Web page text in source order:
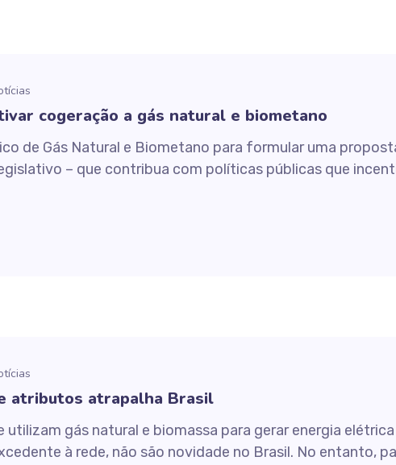
cogeração a gás natural e biometano
de Gás Natural e Biometano para formular uma
– que contribua com políticas públicas que
atributos atrapalha Brasil
utilizam gás natural e biomassa para gerar energia
à rede, não são novidade no Brasil. No entanto,